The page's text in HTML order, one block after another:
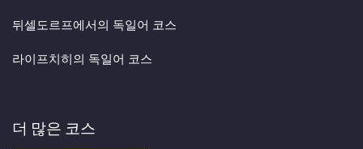
뒤셀도르프에서의 독일어 코스
라이프치히의 독일어 코스
더 많은 코스